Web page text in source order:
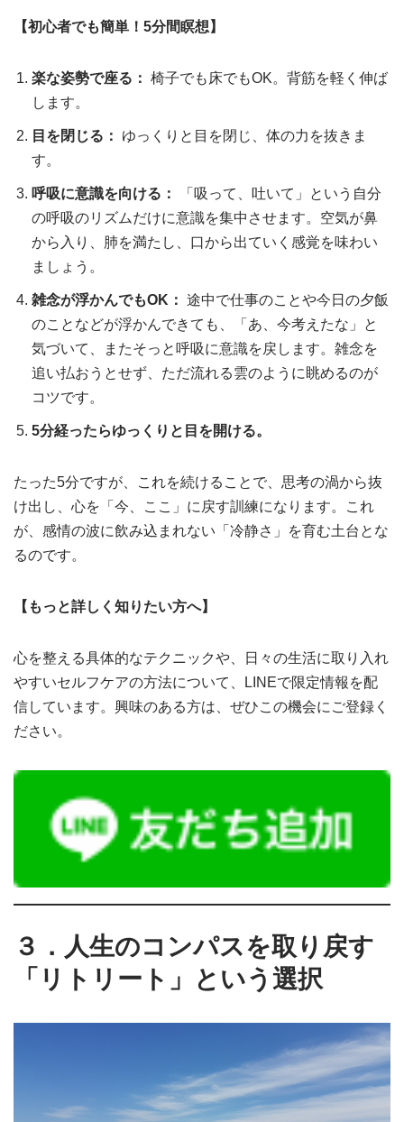
【初心者でも簡単！5分間瞑想】
楽な姿勢で座る： 椅子でも床でもOK。背筋を軽く伸ば
します。
目を閉じる：
ゆっくりと目を閉じ、体の力を抜きま
す。
呼吸に意識を向ける：
「吸って、吐いて」という自分
の呼吸のリズムだけに意識を集中させます。空気が鼻
から入り、肺を満たし、口から出ていく感覚を味わい
ましょう。
雑念が浮かんでもOK： 途中で仕事のことや今日の夕飯
のことなどが浮かんできても、「あ、今考えたな」と
気づいて、またそっと呼吸に意識を戻します。雑念を
追い払おうとせず、ただ流れる雲のように眺めるのが
コツです。
5分経ったらゆっくりと目を開ける。
たった5分ですが、これを続けることで、思考の渦から抜
け出し、心を「今、ここ」に戻す訓練になります。これ
が、感情の波に飲み込まれない「冷静さ」を育む土台とな
るのです。
【もっと詳しく知りたい方へ】
心を整える具体的なテクニックや、日々の生活に取り入れ
やすいセルフケアの方法について、LINEで限定情報を配
信しています。興味のある方は、ぜひこの機会にご登録く
ださい。
３．人生のコンパスを取り戻す
「リトリート」という選択